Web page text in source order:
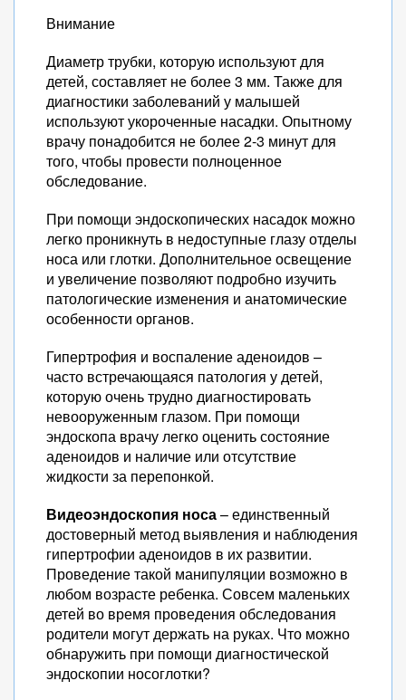
Внимание
Диаметр трубки, которую используют для
детей, составляет не более 3 мм. Также для
диагностики заболеваний у малышей
используют укороченные насадки. Опытному
врачу понадобится не более 2-3 минут для
того, чтобы провести полноценное
обследование.
При помощи эндоскопических насадок можно
легко проникнуть в недоступные глазу отделы
носа или глотки. Дополнительное освещение
и увеличение позволяют подробно изучить
патологические изменения и анатомические
особенности органов.
Гипертрофия и воспаление аденоидов –
часто встречающаяся патология у детей,
которую очень трудно диагностировать
невооруженным глазом. При помощи
эндоскопа врачу легко оценить состояние
аденоидов и наличие или отсутствие
жидкости за перепонкой.
Видеоэндоскопия носа– единственный
достоверный метод выявления и наблюдения
гипертрофии аденоидов в их развитии.
Проведение такой манипуляции возможно в
любом возрасте ребенка. Совсем маленьких
детей во время проведения обследования
родители могут держать на руках. Что можно
обнаружить при помощи диагностической
эндоскопии носоглотки?